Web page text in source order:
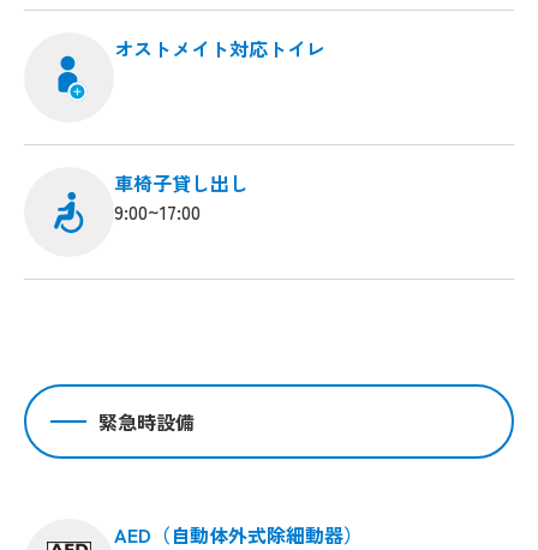
オストメイト対応トイレ
車椅子貸し出し
9:00~17:00
緊急時設備
AED（自動体外式除細動器）